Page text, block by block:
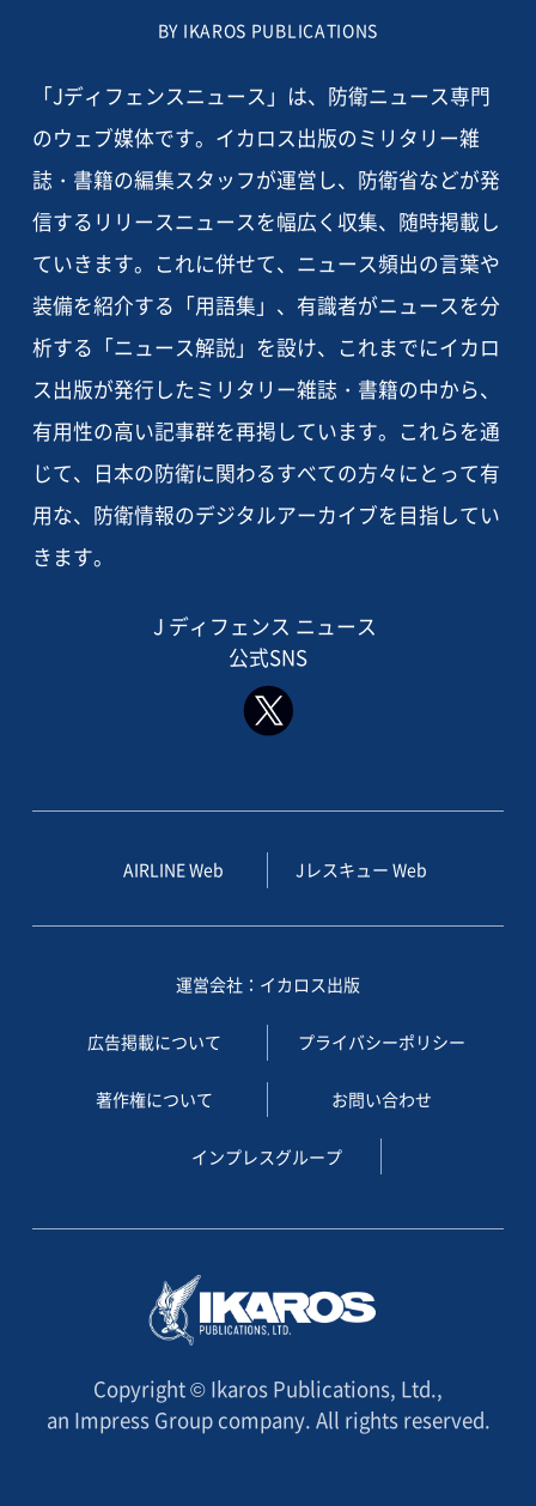
BY IKAROS PUBLICATIONS
「Jディフェンスニュース」は、防衛ニュース専門
のウェブ媒体です。イカロス出版のミリタリー雑
誌・書籍の編集スタッフが運営し、防衛省などが発
信するリリースニュースを幅広く収集、随時掲載し
ていきます。これに併せて、ニュース頻出の言葉や
装備を紹介する「用語集」、有識者がニュースを分
析する「ニュース解説」を設け、これまでにイカロ
ス出版が発行したミリタリー雑誌・書籍の中から、
有用性の高い記事群を再掲しています。これらを通
じて、日本の防衛に関わるすべての方々にとって有
用な、防衛情報のデジタルアーカイブを目指してい
きます。
J ディフェンス ニュース
公式SNS
AIRLINE Web Jレスキュー Web
運営会社：イカロス出版
広告掲載について プライバシーポリシー
著作権について お問い合わせ
インプレスグループ
Copyright © Ikaros Publications, Ltd.,
an Impress Group company. All rights reserved.